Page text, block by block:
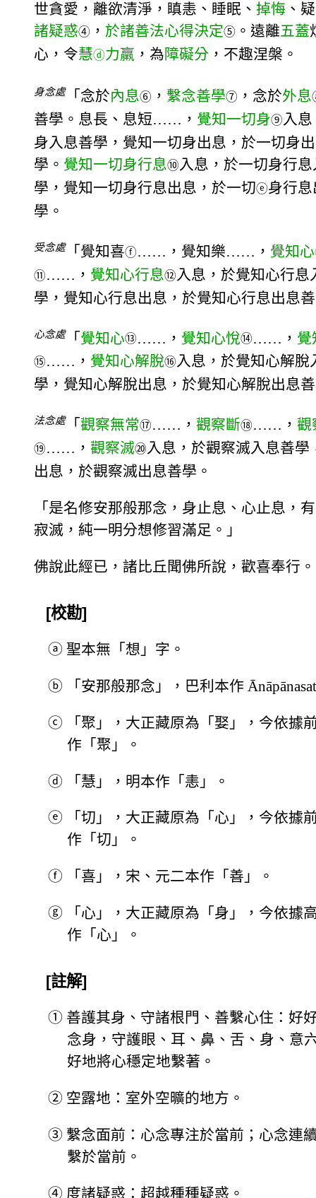
世貪愛，離欲清淨，瞋恚、睡眠、 掉悔 、
諸疑惑④ ， 於諸善法心得決定⑤ 。遠離五蓋
心，令慧ⓓ力羸 ，為障礙分 ，不趣涅槃。
身念處 「念於內息⑥ ， 繫念善學⑦ ，念於外息
善學。息長、息短……， 覺知一切身⑨ 入
身入息善學，覺知一切身出息，於一切身
學。 覺知一切身行息⑩ 入息，於一切身行
學，覺知一切身行息出息，於一切ⓔ身行
學。
受念處 「覺知喜ⓕ……，覺知樂……， 覺知心
⑪……， 覺知心行息⑫ 入息，於覺知心行息
學，覺知心行息出息，於覺知心行息出息
心念處「覺知心⑬ ……， 覺知心悅⑭ ……， 覺
⑮……， 覺知心解脫⑯ 入息，於覺知心解脫
學，覺知心解脫出息，於覺知心解脫出息
法念處 「 觀察無常⑰……， 觀察斷⑱……， 觀
⑲……， 觀察滅⑳ 入息，於觀察滅入息善學
出息，於觀察滅出息善學。
「是名修安那般那念，身止息、心止息，
寂滅，純一明分想修習滿足。」
佛說此經已，諸比丘聞佛所說，歡喜奉行。
[校勘]
ⓐ 聖本無「想」字。
ⓑ 「安那般那念」，巴利本作
ⓒ
「聚」，大正藏原為「娶」，今依據
作「聚」。
ⓓ 「慧」，明本作「恚」。
ⓔ
「切」，大正藏原為「心」，今依據
作「切」。
ⓕ 「喜」，宋、元二本作「善」。
ⓖ
「心」，大正藏原為「身」，今依據
作「心」。
[註解]
① 善護其身、守諸根門、善繫心住：好
念身，守護眼、耳、鼻、舌、身、意
好地將心穩定地繫著。
② 空露地：室外空曠的地方。
③ 繫念面前：心念專注於當前；心念連
繫於當前。
④ 度諸疑惑：超越種種疑惑。